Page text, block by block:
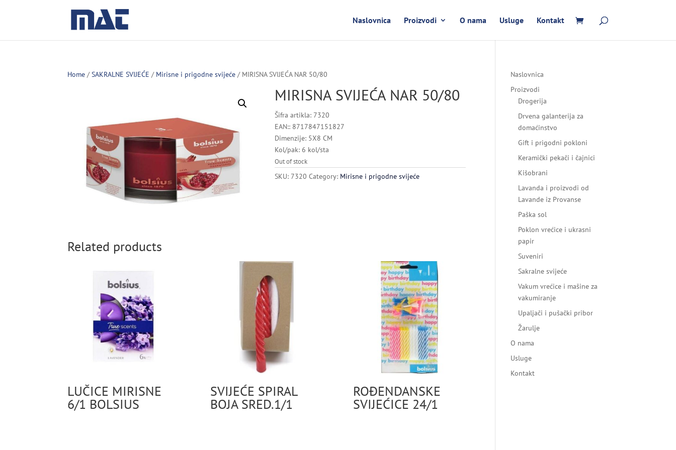
Naslovnica Proizvodi O nama Usluge Kontakt
Home /SAKRALNE SVIJEĆE / Mirisne i prigodne svijeće / MIRISNA SVIJEĆA NAR 50/80
MIRISNA SVIJEĆA NAR 50/80
Šifra artikla: 7320
EAN:: 8717847151827
Dimenzije: 5X8 CM
Kol/pak: 6 kol/sta
Out of stock
SKU: 7320 Category: Mirisne i prigodne svijeće
Related products
LUČICE MIRISNE
6/1 BOLSIUS
SVIJEĆE SPIRAL
BOJA SRED.1/1
ROĐENDANSKE
SVIJEĆICE 24/1
Naslovnica
Proizvodi
Drogerija
Drvena galanterija za
domaćinstvo
Gift i prigodni pokloni
Keramički pekači i čajnici
Kišobrani
Lavanda i proizvodi od
Lavande iz Provanse
Paška sol
Poklon vrećice i ukrasni
papir
Suveniri
Sakralne svijeće
Vakum vrećice i mašine za
vakumiranje
Upaljači i pušački pribor
Žarulje
O nama
Usluge
Kontakt